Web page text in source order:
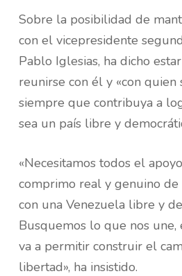
Sobre la posibilidad de
con el vicepresidente
Pablo Iglesias, ha dicho
reunirse con él y «con quien
siempre que contribuya a
sea un país libre y
«Necesitamos todos el
comprimo real y genuino
con una Venezuela libre y
Busquemos lo que nos une,
va a permitir construir el
libertad», ha insistido.